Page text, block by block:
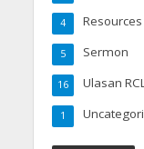
Resources
4
Sermon
5
Ulasan
16
1